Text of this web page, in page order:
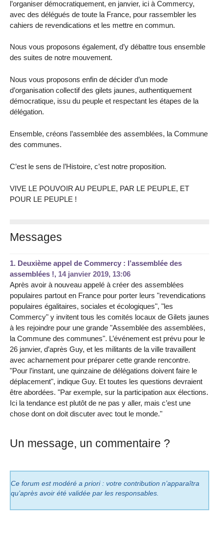
l’organiser démocratiquement, en janvier, ici à Commercy,
avec des délégués de toute la France, pour rassembler les
cahiers de revendications et les mettre en commun.
Nous vous proposons également, d’y débattre tous ensemble
des suites de notre mouvement.
Nous vous proposons enfin de décider d’un mode
d’organisation collectif des gilets jaunes, authentiquement
démocratique, issu du peuple et respectant les étapes de la
délégation.
Ensemble, créons l’assemblée des assemblées, la Commune
des communes.
C’est le sens de l’Histoire, c’est notre proposition.
VIVE LE POUVOIR AU PEUPLE, PAR LE PEUPLE, ET
POUR LE PEUPLE !
Messages
1. Deuxième appel de Commercy : l’assemblée des
assemblées !, 14 janvier 2019, 13:06
Après avoir à nouveau appelé à créer des assemblées
populaires partout en France pour porter leurs "revendications
populaires égalitaires, sociales et écologiques", "les
Commercy" y invitent tous les comités locaux de Gilets jaunes
à les rejoindre pour une grande "Assemblée des assemblées,
la Commune des communes". L’événement est prévu pour le
26 janvier, d’après Guy, et les militants de la ville travaillent
avec acharnement pour préparer cette grande rencontre.
"Pour l’instant, une quinzaine de délégations doivent faire le
déplacement", indique Guy. Et toutes les questions devraient
être abordées. "Par exemple, sur la participation aux élections.
Ici la tendance est plutôt de ne pas y aller, mais c’est une
chose dont on doit discuter avec tout le monde."
Un message, un commentaire ?
Ce forum est modéré a priori : votre contribution n’apparaîtra
qu’après avoir été validée par les responsables.